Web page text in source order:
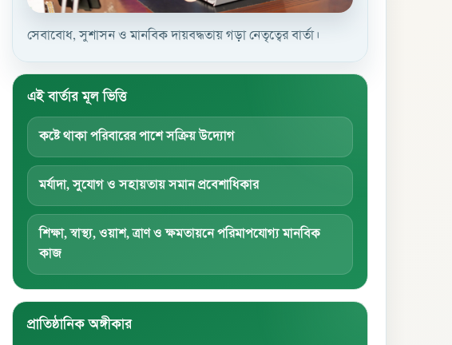
সেবাবোধ, সুশাসন ও মানবিক দায়বদ্ধতায় গড়া নেতৃত্বের বার্তা।
এই বার্তার মূল ভিত্তি
কষ্টে থাকা পরিবারের পাশে সক্রিয় উদ্যোগ
মর্যাদা, সুযোগ ও সহায়তায় সমান প্রবেশাধিকার
শিক্ষা, স্বাস্থ্য, ওয়াশ, ত্রাণ ও ক্ষমতায়নে পরিমাপযোগ্য মানবিক
কাজ
প্রাতিষ্ঠানিক অঙ্গীকার